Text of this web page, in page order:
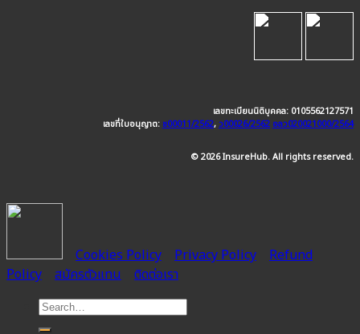
เลขทะเบียนนิติบุคคล: 0105562127571
เลขที่ใบอนุญาต: ช00011/2562,ว00026/2562 อลว020021000/2564
© 2026 InsureHub. All rights reserved.
Cookies Policy Privacy Policy
Refund
Policy
สมัครตัวแทน ติดต่อเรา